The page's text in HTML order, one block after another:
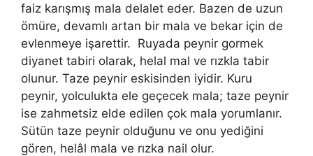
faiz karışmış mala delalet eder. Bazen de uzun
ömüre, devamlı artan bir mala ve bekar için de
evlenmeye işarettir. Ruyada peynir gormek
diyanet tabiri olarak, helal mal ve rızkla tabir
olunur. Taze peynir eskisinden iyidir. Kuru
peynir, yolculukta ele geçecek mala; taze peynir
ise zahmetsiz elde edilen çok mala yorumlanır.
Sütün taze peynir olduğunu ve onu yediğini
gören, helâl mala ve rızka nail olur.